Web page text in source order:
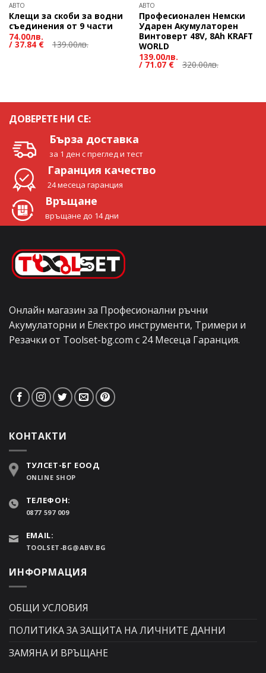
АВТО
Клещи за скоби за водни
съединения от 9 части
74.00лв.
/ 37.84 € 139.00лв.
АВТО
Професионален Немски
Ударен Акумулаторен
Винтоверт 48V, 8Ah KRAFT
WORLD
139.00лв.
/ 71.07 € 320.00лв.
ДОВЕРЕТЕ НИ СЕ:
Бърза доставка
за 1 ден с преглед и тест
Гаранция качество
24 месеца гаранция
Връщане
връщане до 14 дни
Онлайн магазин за Професионални ръчни
Акумулаторни и Електро инструменти, Тримери и
Резачки от Toolset-bg.com с 24 Месеца Гаранция.
КОНТАКТИ
ТУЛСЕТ-БГ ЕООД
ONLINE SHOP
ТЕЛЕФОН:
0877 597 009
EMAIL:
TOOLSET-BG@ABV.BG
ИНФОРМАЦИЯ
ОБЩИ УСЛОВИЯ
ПОЛИТИКА ЗА ЗАЩИТА НА ЛИЧНИТЕ ДАННИ
ЗАМЯНА И ВРЪЩАНЕ